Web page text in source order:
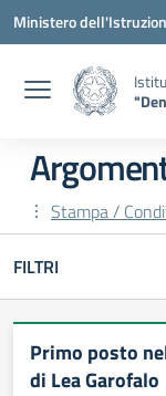
Vai ai contenuti
Vai al menu di
Vai al footer
Ministero
Stampa /
FILTRI
Primo posto
di Lea Garofalo